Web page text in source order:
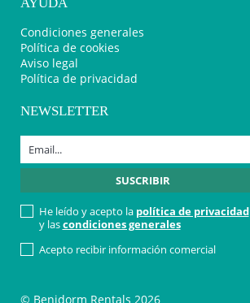
Condiciones generales
Política de cookies
Aviso legal
Política de privacidad
NEWSLETTER
He leído y acepto la política de privacidad
y lascondiciones generales
Acepto recibir información comercial
© Benidorm Rentals 2026